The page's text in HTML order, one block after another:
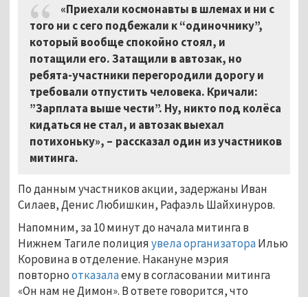
«Приехали космонавты в шлемах и ни с
того ни с сего подбежали к “одиночнику”,
который вообще спокойно стоял, и
потащили его. Затащили в автозак, но
ребята-участники перегородили дорогу и
требовали отпустить человека. Кричали:
”Зарплата выше чести”. Ну, никто под колёса
кидаться не стал, и автозак выехал
потихоньку», – рассказал один из участников
митинга.
По данным участников акции, задержаны Иван
Силаев, Денис Любишкин, Рафаэль Шайхинуров.
Напомним, за 10 минут до начала митинга в
Нижнем Тагиле полицияувела организатораИлью
Коровина в отделение. Накануне мэрия
повторноотказалаему в согласовании митинга
«Он нам не Димон». В ответе говорится, что